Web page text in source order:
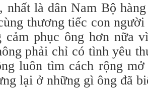
nhất là dân Nam Bộ
thương tiếc con
cảm phục ông hơn nữa
phải chỉ có tình yêu
luôn tìm cách rộng
lại ở những gì ông đã